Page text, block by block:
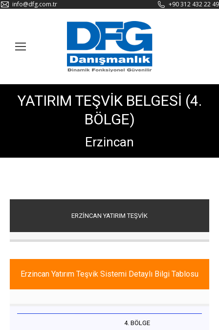
info@dfg.com.tr +90 312 432 22 49
YATIRIM TEŞVİK BELGESİ (4.
BÖLGE)
Erzincan
ERZİNCAN YATIRIM TEŞVİK
Erzincan Yatırım Teşvik Sistemi Detaylı Bilgi Tablosu
4. BÖLGE